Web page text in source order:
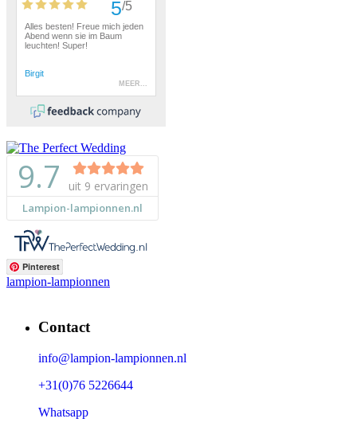
Pinterest
lampion-lampionnen
Contact
info@lampion-lampionnen.nl
+31(0)76 5226644
Whatsapp